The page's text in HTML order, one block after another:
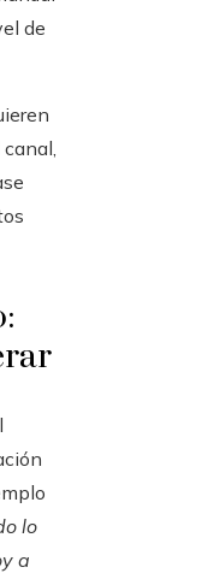
de
lo
a